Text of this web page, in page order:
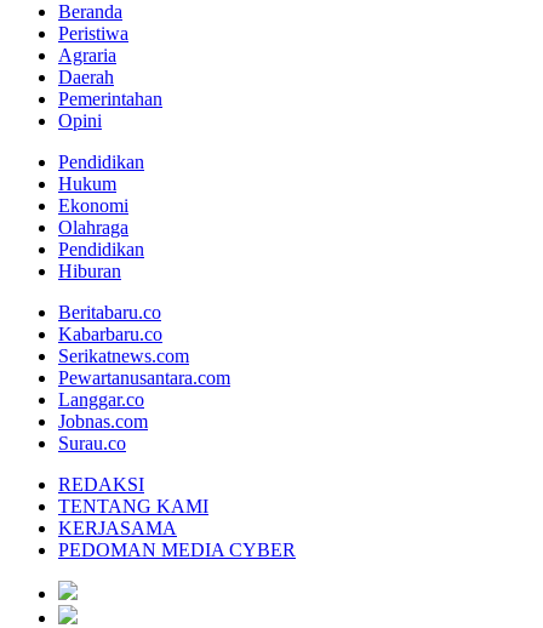
Beranda
Peristiwa
Agraria
Daerah
Pemerintahan
Opini
Pendidikan
Hukum
Ekonomi
Olahraga
Pendidikan
Hiburan
Beritabaru.co
Kabarbaru.co
Serikatnews.com
Pewartanusantara.com
Langgar.co
Jobnas.com
Surau.co
REDAKSI
TENTANG KAMI
KERJASAMA
PEDOMAN MEDIA CYBER